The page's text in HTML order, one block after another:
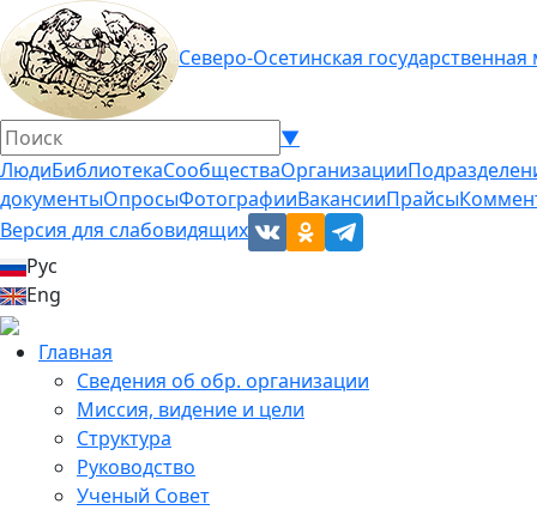
Северо-Осетинская
▼
ЛюдиБиблиотекаСообществаОрганизации
документыОпросыФотографииВакансииПрайсы
Версия для слабовидящих
Рус
Eng
Главная
Сведения об обр. организации
Миссия, видение и цели
Структура
Руководство
Ученый Совет